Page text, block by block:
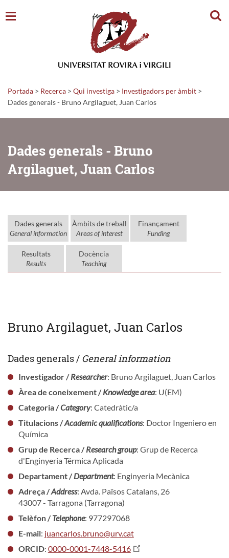
Portada > Recerca > Qui investiga > Investigadors per àmbit >
Dades generals - Bruno Argilaguet, Juan Carlos
Dades generals - Bruno
Argilaguet, Juan Carlos
Dades generals
General information
Àmbits de treball
Areas of interest
Finançament
Funding
Resultats
Results
Docència
Teaching
Bruno Argilaguet, Juan Carlos
Dades generals / General information
Investigador /Researcher: Bruno Argilaguet, Juan Carlos
Àrea de coneixement /Knowledge area: U(EM)
Categoria /Category: Catedràtic/a
Titulacions /Academic qualifications: Doctor Ingeniero en
Química
Grup de Recerca /Research group: Grup de Recerca
d'Enginyeria Térmica Aplicada
Departament /Department: Enginyeria Mecànica
Adreça /Address: Avda. Països Catalans, 26
43007 - Tarragona (Tarragona)
Telèfon /Telephone: 977297068
E-mail: juancarlos.bruno@urv.cat
ORCID: 0000-0001-7448-5416